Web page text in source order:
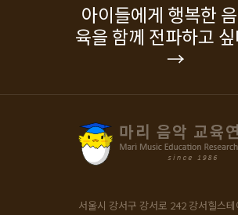
아이들에게 행복한
육을 함께 전파하고
→
서울시 강서구 강서로 242강서힐스